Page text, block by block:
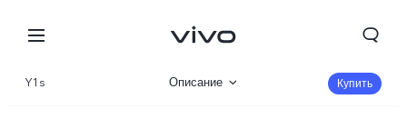
Y1s Описание Купить